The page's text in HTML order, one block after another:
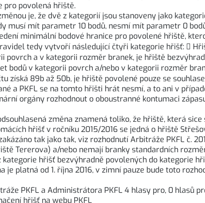
pro povolená hřiště.
je, že dvě z kategorií jsou stanoveny jako
musí mít parametr 10 bodů, nesmí mít parametr 0
minimální bodové hranice pro povolené hřiště,
tedy vytvoří následující čtyři kategorie hřišť: 
povrch a v kategorii rozměr branek, je hřiště
bodů v kategorii povrch a/nebo v kategorii rozměr
získá 89b až 50b, je hřiště povolené pouze se
a PKFL se na tomto hřišti hrát nesmí, a to ani v
orgány rozhodnout o oboustranné kontumaci
změna znamená toliko, že hřiště, která
hřišť v ročníku 2015/2016 se jedná o hřiště
tak jako tak, viz rozhodnutí Arbitráže PKFL č.
Tererova) a/nebo nemají branky standardních
kategorie hřišť bezvýhradně povolených do kategorie
je platná od 1. října 2016, v zimní pauze bude toto
PKFL a Administrátora PKFL 4 hlasy pro, 0 hlasů
hřišť na webu PKFL